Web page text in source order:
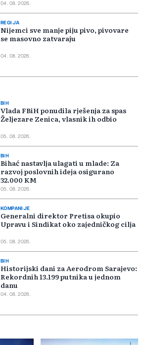
04. 08. 2026.
REGIJA
Nijemci sve manje piju pivo, pivovare
se masovno zatvaraju
04. 08. 2026.
BIH
Vlada FBiH ponudila rješenja za spas
Željezare Zenica, vlasnik ih odbio
05. 08. 2026.
BIH
Bihać nastavlja ulagati u mlade: Za
razvoj poslovnih ideja osigurano
32.000 KM
05. 08. 2026.
KOMPANIJE
Generalni direktor Pretisa okupio
Upravu i Sindikat oko zajedničkog cilja
05. 08. 2026.
BIH
Historijski dani za Aerodrom Sarajevo:
Rekordnih 13.199 putnika u jednom
danu
04. 08. 2026.